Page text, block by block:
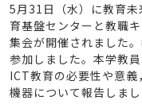
5月31日（水）に教育
育基盤センターと教職
集会が開催されました
参加しました。本学教
ICT教育の必要性や意
機器について報告しまし